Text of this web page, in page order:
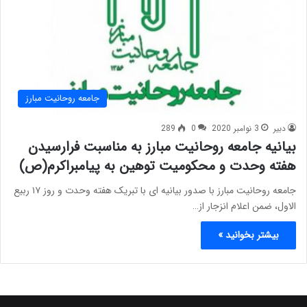
جامعه روحانیت مبارز
دبیر 3 نوامبر 2020 0
289
بیانیه جامعه روحانیت مبارز به مناسبت فرارسیدن
هفته وحدت و محکومیت توهین به پیامبراکرم(ص)
جامعه روحانیت مبارز با صدور بیانیه ای با تبریک هفته وحدت و روز ۱۷ ربیع
الاول، ضمن اعلام انزجار از…
بیشتر بخوانید »